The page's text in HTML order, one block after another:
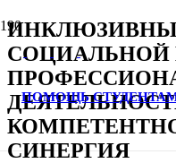
ПОМОЩЬ
СОЦИАЛЬНОЙ
СИНЕРГИЯ